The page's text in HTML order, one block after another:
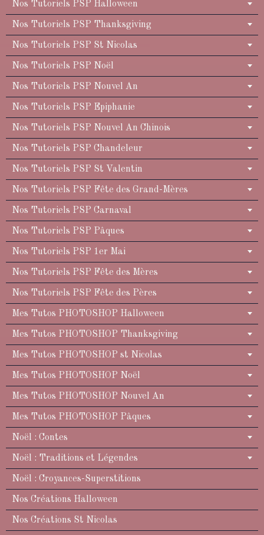
Nos Tutoriels PSP Halloween
Nos Tutoriels PSP Thanksgiving
Nos Tutoriels PSP St Nicolas
Nos Tutoriels PSP Noël
Nos Tutoriels PSP Nouvel An
Nos Tutoriels PSP Epiphanie
Nos Tutoriels PSP Nouvel An Chinois
Nos Tutoriels PSP Chandeleur
Nos Tutoriels PSP St Valentin
Nos Tutoriels PSP Fête des Grand-Mères
Nos Tutoriels PSP Carnaval
Nos Tutoriels PSP Pâques
Nos Tutoriels PSP 1er Mai
Nos Tutoriels PSP Fête des Mères
Nos Tutoriels PSP Fête des Pères
Mes Tutos PHOTOSHOP Halloween
Mes Tutos PHOTOSHOP Thanksgiving
Mes Tutos PHOTOSHOP st Nicolas
Mes Tutos PHOTOSHOP Noël
Mes Tutos PHOTOSHOP Nouvel An
Mes Tutos PHOTOSHOP Pâques
Noël : Contes
Noël : Traditions et Légendes
Noël : Croyances-Superstitions
Nos Créations Halloween
Nos Créations St Nicolas